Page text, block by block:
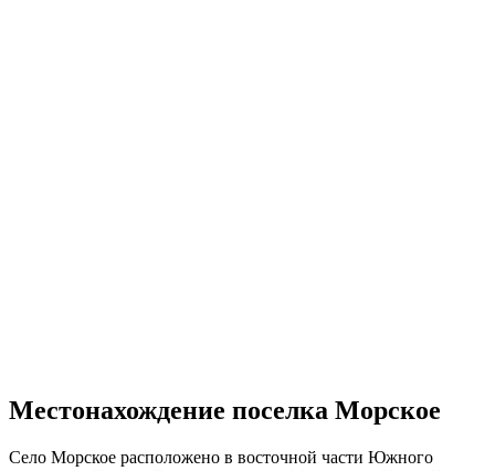
Местонахождение поселка Морское
Село Морское расположено в восточной части Южного